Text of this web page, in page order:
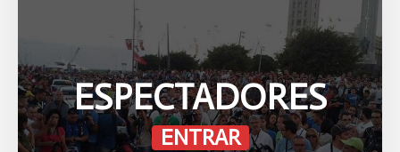
ESPECTADORES
ENTRAR